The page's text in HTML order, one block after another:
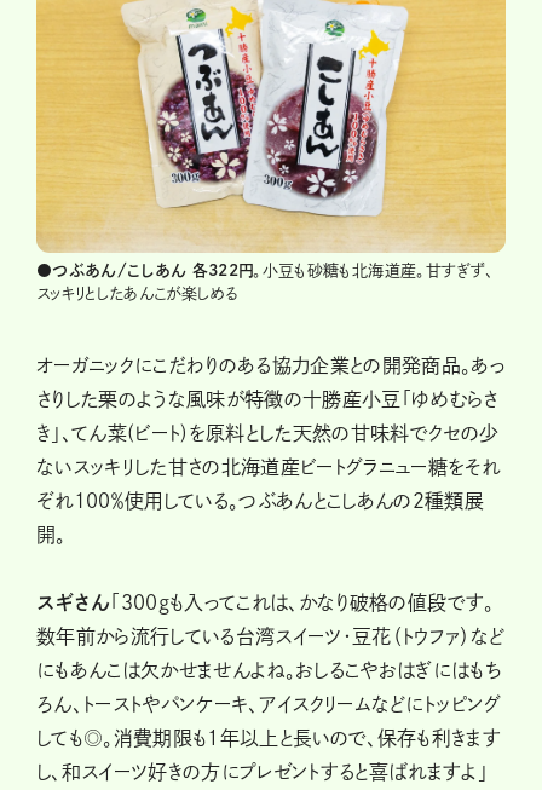
●つぶあん/こしあん 各322円。小豆も砂糖も北海道産。甘すぎず、
スッキリとしたあんこが楽しめる
オーガニックにこだわりのある協力企業との開発商品。あっ
さりした栗のような風味が特徴の十勝産小豆「ゆめむらさ
き」、てん菜(ビート)を原料とした天然の甘味料でクセの少
ないスッキリした甘さの北海道産ビートグラニュー糖をそれ
ぞれ100％使用している。つぶあんとこしあんの２種類展
開。
スギさん 「300gも入ってこれは、かなり破格の値段です。
数年前から流行している台湾スイーツ・豆花（トウファ）など
にもあんこは欠かせませんよね。おしるこやおはぎにはもち
ろん、トーストやパンケーキ、アイスクリームなどにトッピング
しても◎。消費期限も１年以上と長いので、保存も利きます
し、和スイーツ好きの方にプレゼントすると喜ばれますよ」